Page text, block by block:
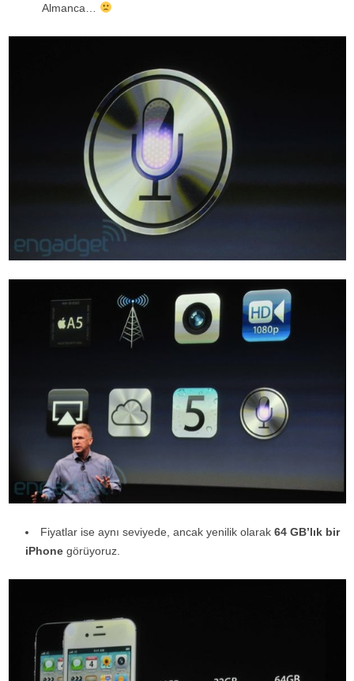
Almanca…
Fiyatlar ise aynı seviyede, ancak yenilik olarak 64 GB’lık bir
iPhone görüyoruz.